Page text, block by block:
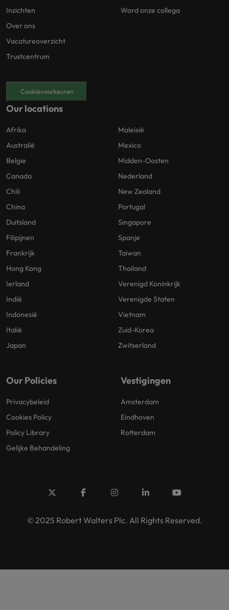
Inzichten
Over ons
Vacatureoverzicht
Trustcentrum
Word onze collega
Cookievoorkeuren
Our locations
Afrika
Australië
Belgie
Canada
Chili
China
Duitsland
Filipijnen
Frankrijk
Hong Kong
Ierland
Indië
Indonesië
Italië
Japan
Maleisië
Mexico
Midden-Oosten
Nederland
New Zealand
Portugal
Singapore
Spanje
Taiwan
Thailand
Verenigd Koninkrijk
Verenigde Staten
Vietnam
Zuid-Korea
Zwitserland
Our Policies
Privacybeleid
Cookies Policy
Policy Library
Gelijke Behandeling
Vestigingen
Amsterdam
Eindhoven
Rotterdam
© 2025 Robert Walters Plc. All Rights Reserved.